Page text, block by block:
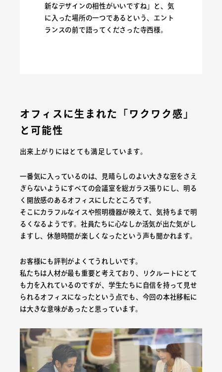
新なデザインの相性がいいですね」と、気
に入った場所の一つであるという、エント
ランスの前で語ってくださった寺西様。
オフィスに生まれた「ワクワク感」
と可能性
出来上がりにはとても満足しています。
一番気に入っているのは、見晴らしのよい大きな窓をさえ
ぎらないようにすべての会議室を総ガラス張りにし、明る
く開放感のあるオフィスにしたところです。
そこにカラフルなイスや照明機器が映えて、気持ちまで明
るくなるようです。社員たちに心なしか活気が出た気がし
ますし、休憩時間が楽しくなったという声も聞かれます。
お客様にも評判がよくてうれしいです。
私たちは人材が最も重要と考えており、リクルートにとて
も力を入れているのですが、学生たちに自信を持って見せ
られるオフィスになったという点でも、今回の本社移転に
は大きな意味があったと思っています。